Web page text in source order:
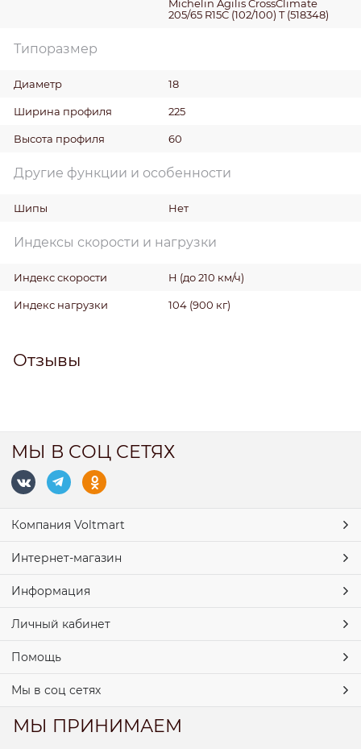
Michelin Agilis CrossClimate
205/65 R15C (102/100) T (518348)
Типоразмер
Диаметр 18
Ширина профиля 225
Высота профиля 60
Другие функции и особенности
Шипы Нет
Индексы скорости и нагрузки
Индекс скорости H (до 210 км/ч)
Индекс нагрузки 104 (900 кг)
Отзывы
МЫ В СОЦ СЕТЯХ
Компания Voltmart
Интернет-магазин
Информация
Личный кабинет
Помощь
Мы в соц сетях
МЫ ПРИНИМАЕМ